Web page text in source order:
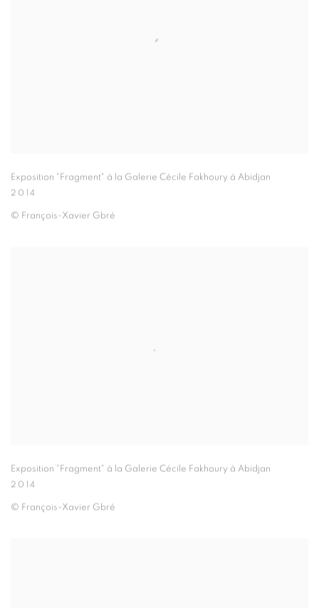
Exposition "Fragment" à la Galerie Cécile Fakhoury à Abidjan
2014
© François-Xavier Gbré
Exposition "Fragment" à la Galerie Cécile Fakhoury à Abidjan
2014
© François-Xavier Gbré